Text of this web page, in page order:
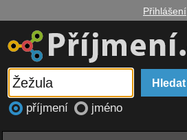
Přihlášení
příjmení jméno